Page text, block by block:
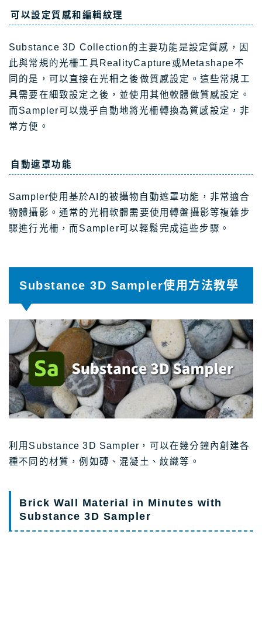
可以設定質感和編輯紋理
Substance 3D Collection的主要功能是設定質感，因
此與常規的光柵工具RealityCapture或Metashape不
同的是，可以直接在光柵之後做質感設定。這些常規工
具需要在細致設定之後，並使用其他軟體做質感設定。
而Sampler可以幾乎自動地將光柵轉換為質感設定，非
常方便。
自動遮罩功能
Sampler使用基於AI的被攝物自動遮罩功能，非常適合
物體攝影。通常的光柵軟體需要使用轉盤攝影等複雜步
驟進行光柵，而Sampler可以輕鬆完成這些步驟。
Substance 3D Sampler使用方法教學
利用Substance 3D Sampler，可以在幾分鐘內創建各
種不同的材質，例如磚、混凝土、紋織等。
Brick Wall Material in Minutes with
Substance 3D Sampler